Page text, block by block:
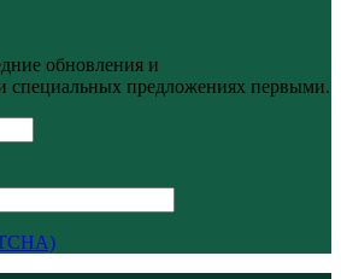
обновления и
специальных предложениях первыми.